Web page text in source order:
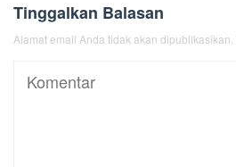
Tinggalkan Balasan
Alamat email Anda tidak akan dipublikasikan.